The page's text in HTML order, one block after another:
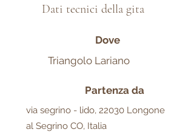
Dati tecnici della gita
Dove
Triangolo Lariano
Partenza da
via segrino - lido, 22030 Longone
al Segrino CO, Italia